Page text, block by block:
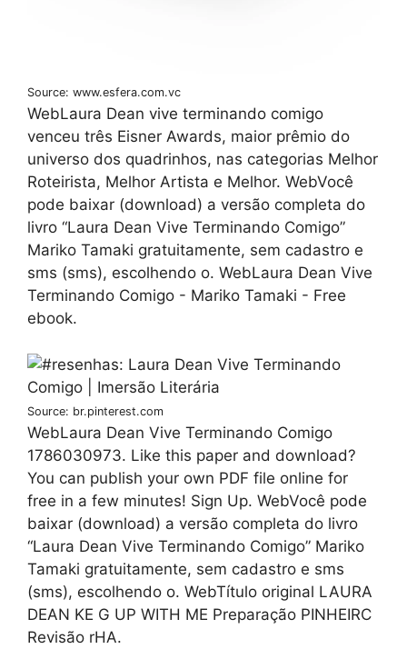
Source: www.esfera.com.vc
WebLaura Dean vive terminando comigo
venceu três Eisner Awards, maior prêmio do
universo dos quadrinhos, nas categorias Melhor
Roteirista, Melhor Artista e Melhor. WebVocê
pode baixar (download) a versão completa do
livro “Laura Dean Vive Terminando Comigo”
Mariko Tamaki gratuitamente, sem cadastro e
sms (sms), escolhendo o. WebLaura Dean Vive
Terminando Comigo - Mariko Tamaki - Free
ebook.
Source: br.pinterest.com
WebLaura Dean Vive Terminando Comigo
1786030973. Like this paper and download?
You can publish your own PDF file online for
free in a few minutes! Sign Up. WebVocê pode
baixar (download) a versão completa do livro
“Laura Dean Vive Terminando Comigo” Mariko
Tamaki gratuitamente, sem cadastro e sms
(sms), escolhendo o. WebTítulo original LAURA
DEAN KE G UP WITH ME Preparação PINHEIRC
Revisão rHA.